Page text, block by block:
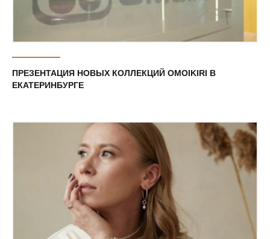
ПРЕЗЕНТАЦИЯ НОВЫХ КОЛЛЕКЦИЙ OMOIKIRI В
ЕКАТЕРИНБУРГЕ